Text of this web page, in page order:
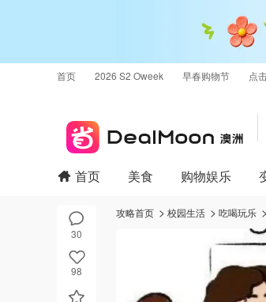
首页 2026 S2 Oweek 早春购物节 点
30
98
首页 美食 购物娱乐
攻略首页 校园生活 吃喝玩乐